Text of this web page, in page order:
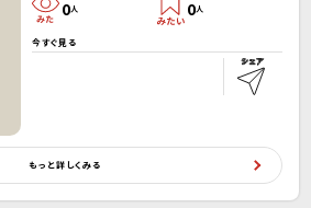
0人 0人
今すぐ見る
もっと詳しくみる